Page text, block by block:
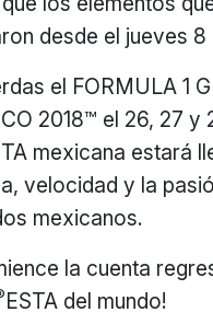
desde el jueves
el FORMULA 1
2018™ el 26, 27 y
mexicana estará
velocidad y la
mexicanos.
la cuenta
ESTA del mundo!